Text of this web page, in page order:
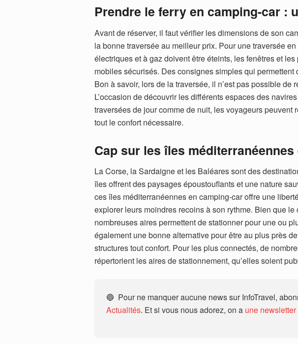
Prendre le ferry en camping-car :
Avant de réserver, il faut vérifier les dimensions de son
la bonne traversée au meilleur prix. Pour une traversée
électriques et à gaz doivent être éteints, les fenêtres et
mobiles sécurisés. Des consignes simples qui
Bon à savoir, lors de la traversée, il n’est pas possible de
L’occasion de découvrir les différents espaces des
traversées de jour comme de nuit, les voyageurs peuvent
tout le confort nécessaire.
Cap sur les îles
La Corse, la Sardaigne et les Baléares sont des
îles offrent des paysages époustouflants et une nature
ces îles méditerranéennes en camping-car offre une
explorer leurs moindres recoins à son rythme. Bien que
nombreuses aires permettent de stationner pour une ou
également une bonne alternative pour être au plus près
structures tout confort. Pour les plus connectés, de
répertorient les aires de stationnement, qu’elles soient
🔵 Pour ne manquer aucune news sur InfoTravel,
Actualités. Et si vous nous adorez, on a une